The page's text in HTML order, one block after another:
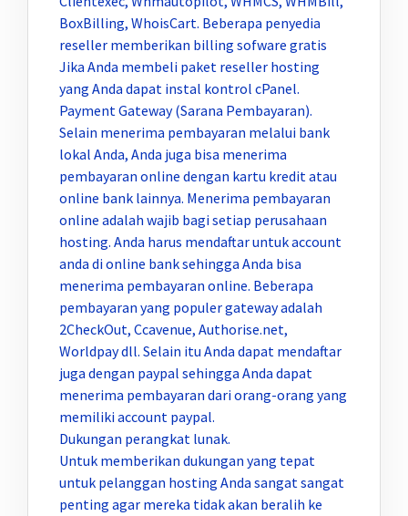
BoxBilling, WhoisCart. Beberapa penyedia
reseller memberikan billing sofware gratis
Jika Anda membeli paket reseller hosting
yang Anda dapat instal kontrol cPanel.
Payment Gateway (Sarana Pembayaran).
Selain menerima pembayaran melalui bank
lokal Anda, Anda juga bisa menerima
pembayaran online dengan kartu kredit atau
online bank lainnya. Menerima pembayaran
online adalah wajib bagi setiap perusahaan
hosting. Anda harus mendaftar untuk account
anda di online bank sehingga Anda bisa
menerima pembayaran online. Beberapa
pembayaran yang populer gateway adalah
2CheckOut, Ccavenue, Authorise.net,
Worldpay dll. Selain itu Anda dapat mendaftar
juga dengan paypal sehingga Anda dapat
menerima pembayaran dari orang-orang yang
memiliki account paypal.
Dukungan perangkat lunak.
Untuk memberikan dukungan yang tepat
untuk pelanggan hosting Anda sangat sangat
penting agar mereka tidak akan beralih ke